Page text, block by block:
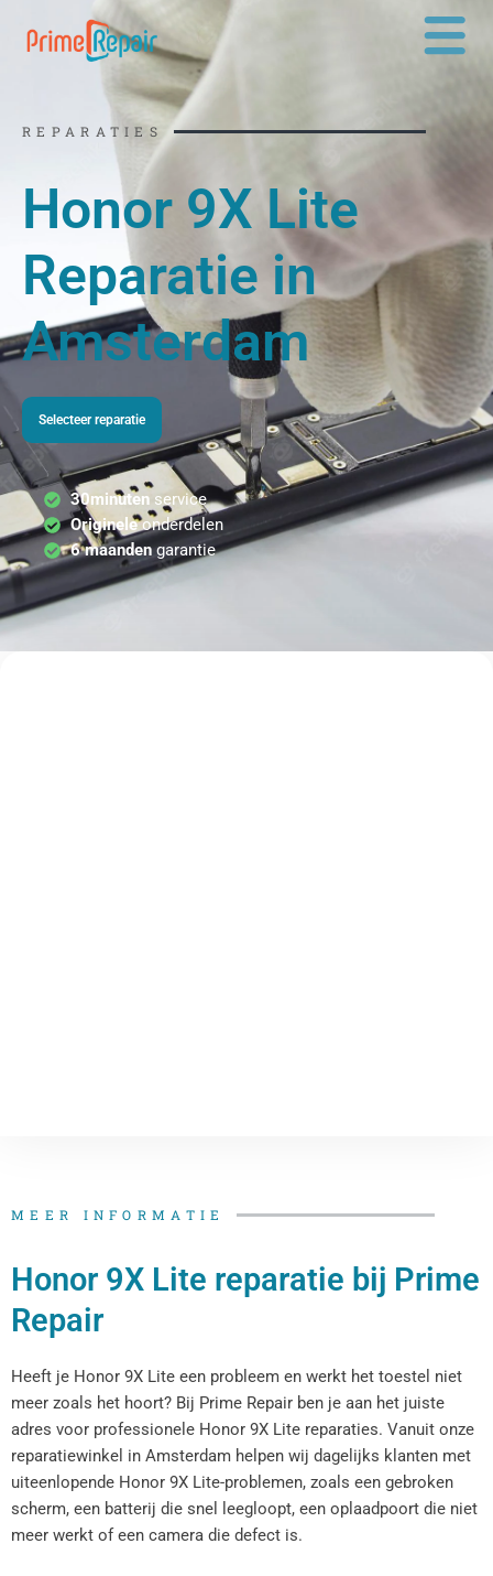
naar
REPARATIES
Honor 9X Lite
Reparatie in
Amsterdam
Selecteer reparatie
30minutenservice
Origineleonderdelen
6 maandengarantie
MEER INFORMATIE
Honor 9X Lite reparatie bij Prime
Repair
Heeft je Honor 9X Lite een probleem en werkt het toestel niet
meer zoals het hoort? Bij Prime Repair ben je aan het juiste
adres voor professionele Honor 9X Lite reparaties. Vanuit onze
reparatiewinkel in Amsterdam helpen wij dagelijks klanten met
uiteenlopende Honor 9X Lite-problemen, zoals een gebroken
scherm, een batterij die snel leegloopt, een oplaadpoort die niet
meer werkt of een camera die defect is.